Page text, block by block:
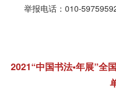
举报电话：010-
2021“中国书法•年展”全